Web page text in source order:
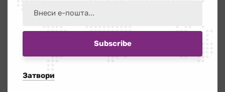
адреса: ул. Ленинова 1-1/4, 2220 Свети Николе
или дирекно во канцеларијата на истата
адреса.
Затвори